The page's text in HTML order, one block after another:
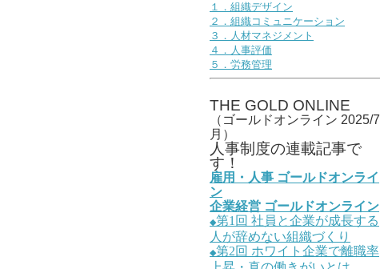
１．組織デザイン
２．組織コミュニケーション
３．人材マネジメント
４．人事評価
５．労務管理
THE GOLD ONLINE
（ゴールドオンライン 2025/7
月）
人事制度の連載記事で
す！
雇用・人事 ゴールドオンライ
ン
企業経営 ゴールドオンライン
◆第1 回 社員と企業が成長する
人が辞めない組織づくり
◆第2回 ホワイト企業で離職率